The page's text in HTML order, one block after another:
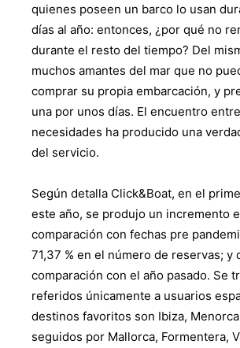
quienes poseen un barco lo usan
días al año: entonces, ¿por qué no
durante el resto del tiempo? Del
muchos amantes del mar que no
comprar su propia embarcación, y
una por unos días. El encuentro
necesidades ha producido una
del servicio.
Según detalla Click&Boat, en el
este año, se produjo un incremento
comparación con fechas pre
71,37 % en el número de reservas; y
comparación con el año pasado. Se
referidos únicamente a usuarios
destinos favoritos son Ibiza,
seguidos por Mallorca, Formentera,